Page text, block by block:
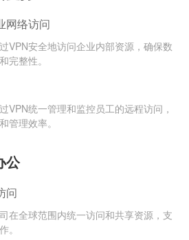
网络访问
VPN安全地访问企业内部资源，确保数
完整性。
VPN统一管理和监控员工的远程访问，
管理效率。
公
问
在全球范围内统一访问和共享资源，支
。